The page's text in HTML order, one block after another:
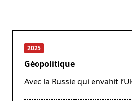
2025
Géopolitique
Avec la Russie qui envahit